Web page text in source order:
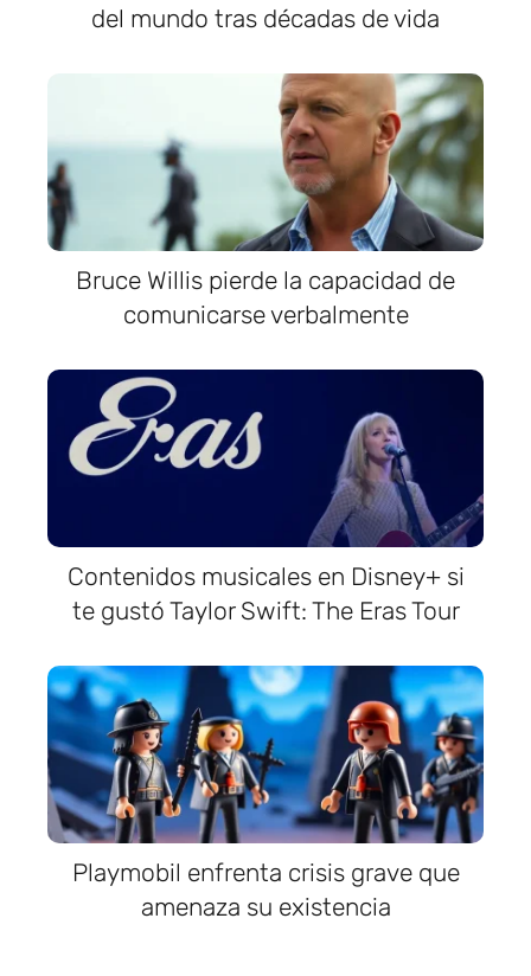
del mundo tras décadas de vida
Bruce Willis pierde la capacidad de
comunicarse verbalmente
Contenidos musicales en Disney+ si
te gustó Taylor Swift: The Eras Tour
Playmobil enfrenta crisis grave que
amenaza su existencia